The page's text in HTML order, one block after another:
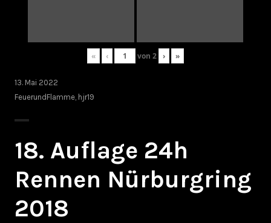
« ‹ von 2 › »
13. Mai 2022
FeuerundFlamme hjr19
18. Auflage 24h
Rennen Nürburgring
2018